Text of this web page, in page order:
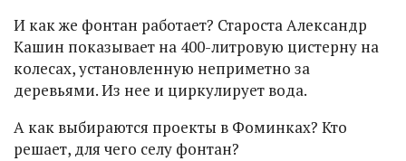
И как же фонтан работает? Староста Александр
Кашин показывает на 400-литровую цистерну на
колесах, установленную неприметно за
деревьями. Из нее и циркулирует вода.
А как выбираются проекты в Фоминках? Кто
решает, для чего селу фонтан?